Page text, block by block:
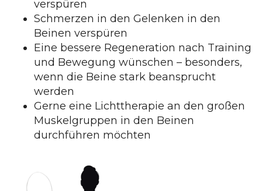
verspüren
Schmerzen in den Gelenken in den
Beinen verspüren
Eine bessere Regeneration nach Training
und Bewegung wünschen – besonders,
wenn die Beine stark beansprucht
werden
Gerne eine Lichttherapie an den großen
Muskelgruppen in den Beinen
durchführen möchten